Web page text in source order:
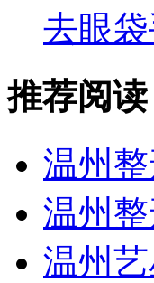
去眼
推荐阅读
温州
温州
温州